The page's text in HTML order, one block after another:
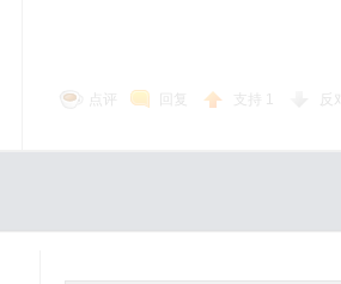
点评 回复 支持 1 反